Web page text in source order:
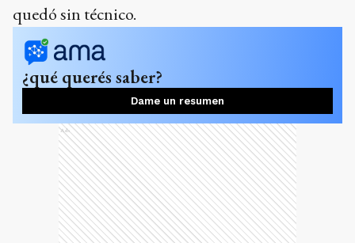
quedó sin técnico.
¿qué querés saber?
Dame un resumen
Ads